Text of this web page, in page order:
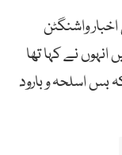
واشنگٹن
نے کہا تھا
اسلحہ و بارود